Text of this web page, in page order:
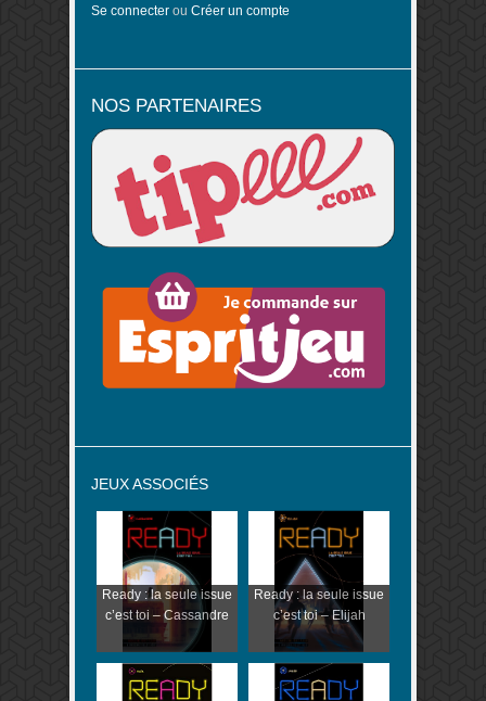
Se connecter ou Créer un compte
NOS PARTENAIRES
JEUX ASSOCIÉS
Ready : la seule issue
c’est toi – Cassandre
Ready : la seule issue
c’est toi – Elijah